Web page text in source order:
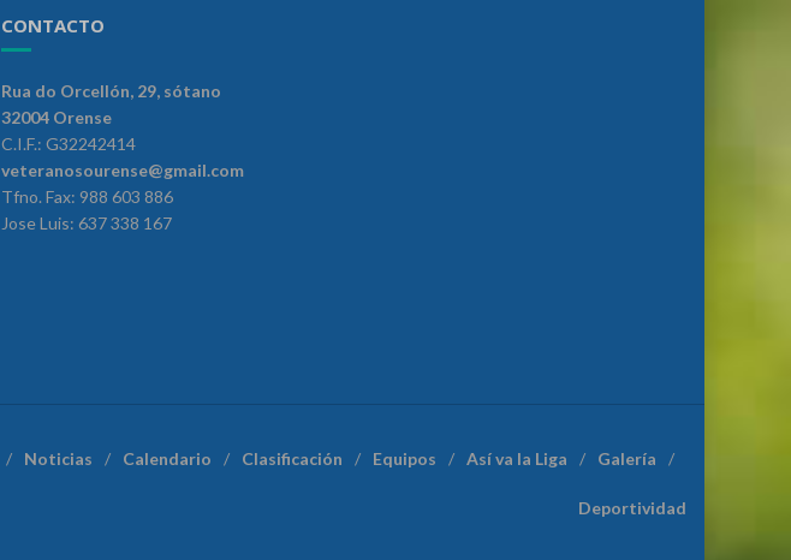
CONTACTO
Rua do Orcellón, 29, sótano
32004 Orense
C.I.F.: G32242414
veteranosourense@gmail.com
Tfno. Fax: 988 603 886
Jose Luis: 637 338 167
Noticias Calendario Clasificación Equipos Así va la Liga Galería
Deportividad